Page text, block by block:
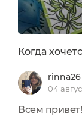
Когда
rinna26
04
Всем